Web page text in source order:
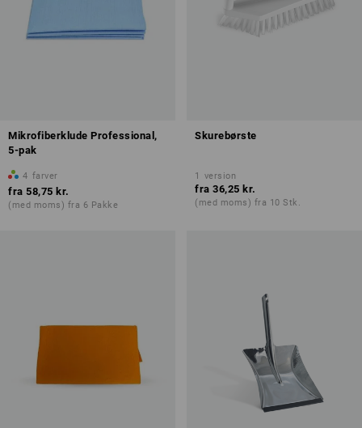
Mikrofiberklude Professional,
5-pak
4 farver
fra 58,75 kr.
(med moms) fra 6 Pakke
Skurebørste
1 version
fra 36,25 kr.
(med moms) fra 10 Stk.